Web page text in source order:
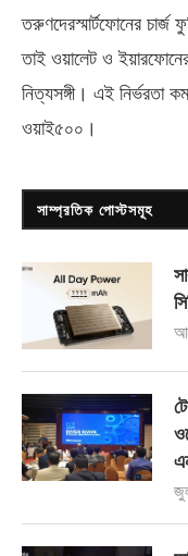
তরুণদেরস্মার্টফোনের চার্জ
তাই ওয়ালেট ও
নিত্যসঙ্গী। এই নির্ভরতা
ওয়াই৫০০ ।
সাম্প্রতিক পোস্টসমূহ